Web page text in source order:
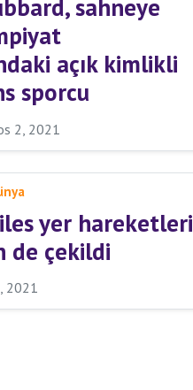
sahneye
açık kimlikli
sporcu
2, 2021
yer hareketleri
de çekildi
2021